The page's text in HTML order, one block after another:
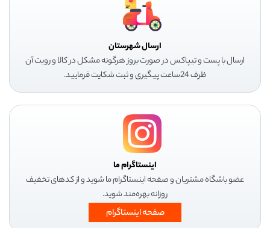
ارسال شهرستان
ارسال با پست و تیپاکس در صورت بروز هرگونه مشکل در کالا و رویت آن
ظرف 24ساعت پیگیری و ثبت شکایت فرمایید.
اینستاگرام ما
عضو باشگاه مشتریان و صفحه اینستاگرام ما شوید و از کدهای تخفیف
روزانه بهره‌مند شوید.
صفحه اینستاگرام